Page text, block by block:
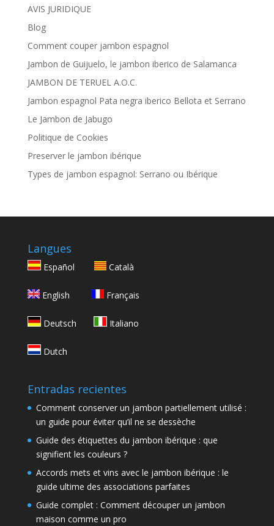
AVIS JURIDIQUE
Blog
Comment couper jambon espagnol
Jambon de Guijuelo, le jambon iberico de Salamanca
JAMBON DE TERUEL A.O.C.
Jambon espagnol Pata negra iberico Bellota et Serrano
Le Jambon de Jabugo
Politique de Cookies
Preserver le jambon ibérique
Types de jambon espagnol: Serrano ou Ibérique
Langues
Español Català
English Français
Deutsch Italiano
Dutch
Entradas recientes
Comment conserver un jambon partiellement utilisé :
un guide pour éviter qu’il ne se dessèche
Guide des étiquettes du jambon ibérique : que
signifient les couleurs ?
Accords mets et vins avec le jambon ibérique : le
guide ultime des associations parfaites
Guide complet : Comment découper un jambon
maison comme un pro